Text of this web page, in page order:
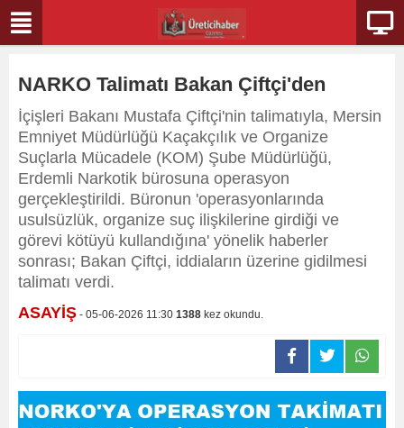
NARKO Talimatı Bakan Çiftçi'den
İçişleri Bakanı Mustafa Çiftçi'nin talimatıyla, Mersin
Emniyet Müdürlüğü Kaçakçılık ve Organize
Suçlarla Mücadele (KOM) Şube Müdürlüğü,
Erdemli Narkotik bürosuna operasyon
gerçekleştirildi. Büronun 'operasyonlarında
usulsüzlük, organize suç ilişkilerine girdiği ve
görevi kötüyü kullandığına' yönelik haberler
sonrası; Bakan Çiftçi, iddiaların üzerine gidilmesi
talimatı verdi.
ASAYİŞ - 05-06-2026 11:30 1388 kez okundu.